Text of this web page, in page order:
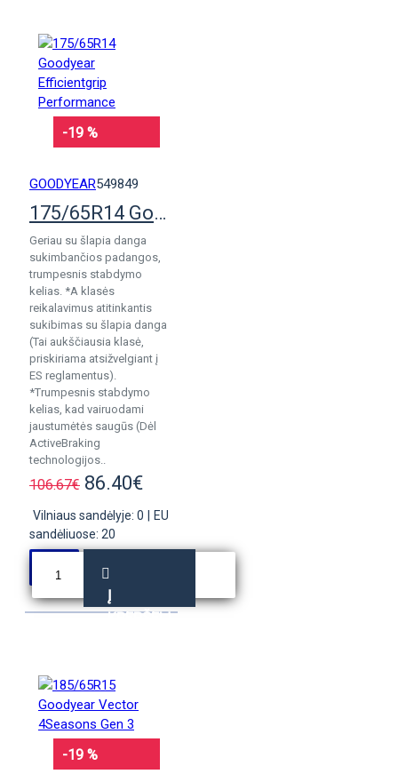
-19 %
GOODYEAR549849
175/65R14 Goodyear Efficientgrip Performance
Geriau su šlapia danga
sukimbančios padangos,
trumpesnis stabdymo
kelias. *A klasės
reikalavimus atitinkantis
sukibimas su šlapia danga
(Tai aukščiausia klasė,
priskiriama atsižvelgiant į
ES reglamentus).
*Trumpesnis stabdymo
kelias, kad vairuodami
jaustumėtės saugūs (Dėl
ActiveBraking
technologijos..
106.67€ 86.40€
Vilniaus sandėlyje: 0
EU
sandėliuose: 20
Į
KREPŠELĮ
-19 %